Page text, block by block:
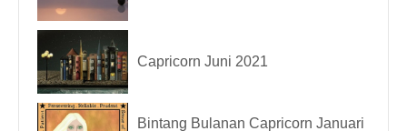
Capricorn Juni 2021
Bintang Bulanan Capricorn Januari